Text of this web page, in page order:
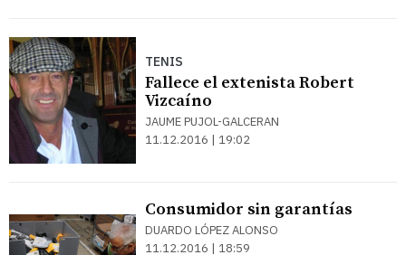
TENIS
Fallece el extenista Robert
Vizcaíno
JAUME PUJOL-GALCERAN
11.12.2016 | 19:02
Consumidor sin garantías
DUARDO LÓPEZ ALONSO
11.12.2016 | 18:59